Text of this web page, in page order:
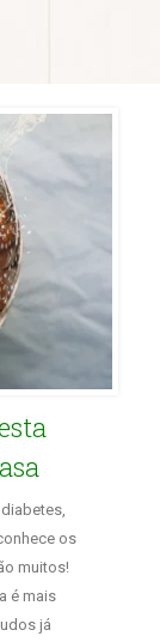
os
muitos!
é mais
já